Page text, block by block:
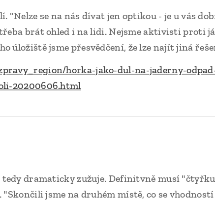
"Nelze se na nás dívat jen optikou - je u vás
brát ohled i na lidi. Nejsme aktivisti proti
úložiště jsme přesvědčení, že lze najít jiná
horka-jako-dul-na-jaderny-
20200606.html
tedy dramaticky zužuje. Definitvně musí
jsme na druhém místě, co se